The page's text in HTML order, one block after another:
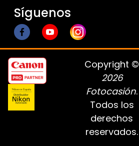
Síguenos
Copyright ©
2026
Fotocasión.
Todos los
derechos
reservados.